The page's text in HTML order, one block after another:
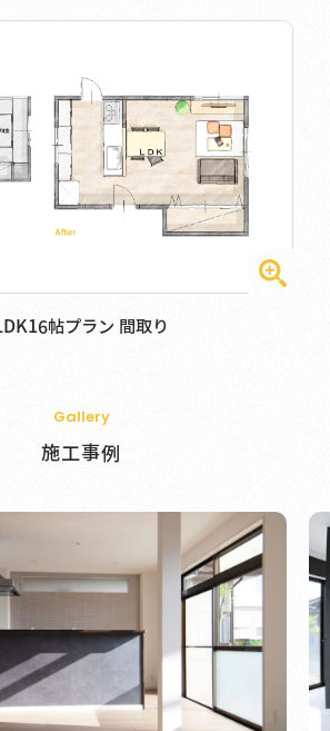
LDK16帖プラン 間取り
Gallery
施工事例